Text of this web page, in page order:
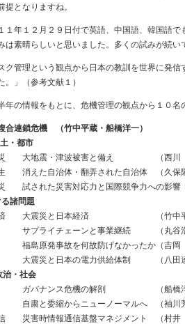
提となりますね。
１年１２月２９日付で英語、中国語、韓国語
は素晴らしいと思いました。多くの試みが続い
ク管理という観点から日本の教訓を世界に発
。」（参考文献１）
年の情報をもとに、危機管理の観点から１０
連鎖危機 （竹中平蔵・船橋洋一）
・都市
災 大地震・津波被害と備え （西川
消えた自治体・翻弄された自治体 （久保隆
試された災害対応力と国際競争力への影響（
諸問題
経済 大震災と日本経済 （竹中平
サプライチェーンと事業継続 （丸谷浩
島原発事故を何故防げなかったか（吉岡
大震災と日本の電力供給体制 （八田達
・社会
ガバナンス危機の解剖 （船橋洋
粛と委縮からニューノーマルへ （袖川芳
災害時情報通信基盤マネジメント （村井